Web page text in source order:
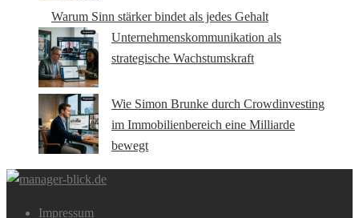
Warum Sinn stärker bindet als jedes Gehalt
Unternehmenskommunikation als
strategische Wachstumskraft
Wie Simon Brunke durch Crowdinvesting
im Immobilienbereich eine Milliarde
bewegt
Impressum